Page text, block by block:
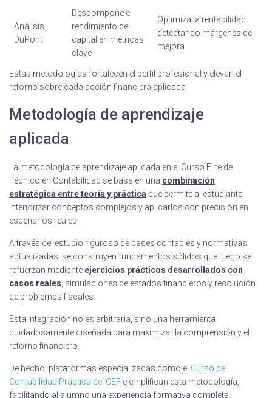
Análisis
DuPont
Descompone el
rendimiento del
capital en métricas
clave
Optimiza la rentabilidad
detectando márgenes de
mejora
Estas metodologías fortalecen el perfil profesional y elevan el
retorno sobre cada acción financiera aplicada
Metodología de aprendizaje
aplicada
La metodología de aprendizaje aplicada en el Curso Elite de
Técnico en Contabilidad se basa en una combinación
estratégica entre teoría y práctica que permite al estudiante
interiorizar conceptos complejos y aplicarlos con precisión en
escenarios reales.
A través del estudio riguroso de bases contables y normativas
actualizadas, se construyen fundamentos sólidos que luego se
refuerzan mediante ejercicios prácticos desarrollados con
casos reales , simulaciones de estados financieros y resolución
de problemas fiscales.
Esta integración no es arbitraria, sino una herramienta
cuidadosamente diseñada para maximizar la comprensión y el
retorno financiero.
De hecho, plataformas especializadas como el Curso de
Contabilidad Práctica del CEF ejemplifican esta metodología,
facilitando al alumno una experiencia formativa completa.